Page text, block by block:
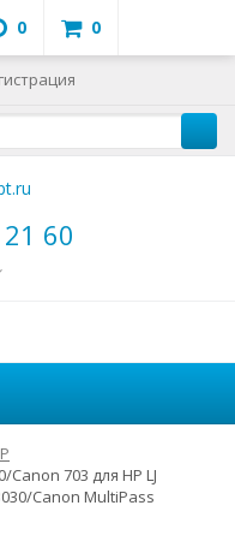
0 0
60
703 для HP LJ
Canon MultiPass